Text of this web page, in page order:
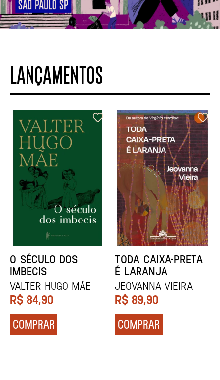
LANÇAMENTOS
NÓDOA
Calila da Mercê
R$ 79,90
COMPRAR
NARRAR HISTÓRIAS
John Berger
R$ 84,90
COMPRAR